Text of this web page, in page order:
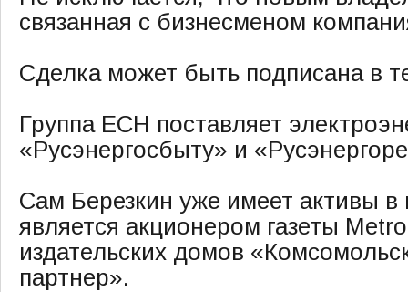
связанная с бизнесменом
Сделка может быть подписана в
Группа ЕСН поставляет
«Русэнергосбыту» и
Сам Березкин уже имеет активы в
является акционером газеты
издательских домов
партнер».